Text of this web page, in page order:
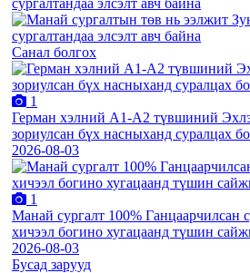
Санал болгох
1
Герман хэлний А1-А2 түвшиний
зориулсан бүх насныханд суралцах
2026-08-03
1
Манай сургалт 100% Ганцаарчилсан
хичээл богино хугацаанд түшин
2026-08-03
Бусад зарууд